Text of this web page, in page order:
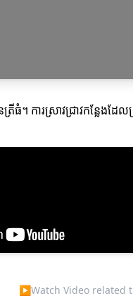
។ ការស្រាវជ្រាវកន្លែង
▶Watch Video related to: